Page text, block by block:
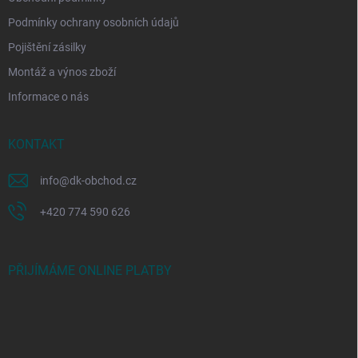
Podmínky ochrany osobních údajů
Pojištění zásilky
Montáž a výnos zboží
Informace o nás
KONTAKT
info@dk-obchod.cz
+420 774 590 626
PŘIJÍMÁME ONLINE PLATBY